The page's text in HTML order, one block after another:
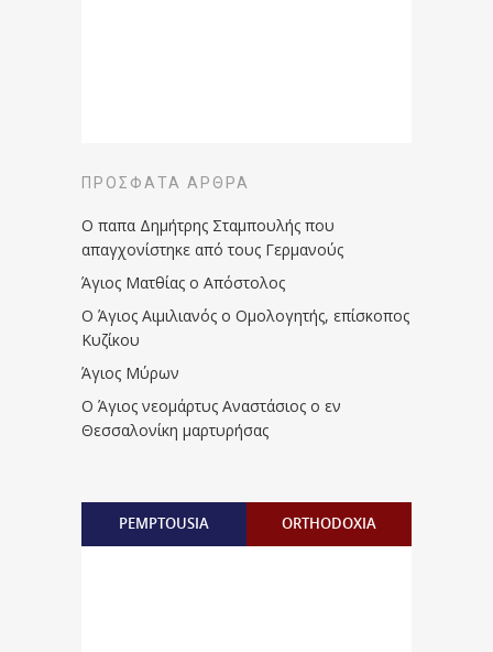
ΠΡΌΣΦΑΤΑ ΆΡΘΡΑ
Ο παπα Δημήτρης Σταμπουλής που
απαγχονίστηκε από τους Γερμανούς
Άγιος Ματθίας ο Απόστολος
Ο Άγιος Αιμιλιανός ο Ομολογητής, επίσκοπος
Κυζίκου
Άγιος Μύρων
Ο Άγιος νεομάρτυς Αναστάσιος ο εν
Θεσσαλονίκη μαρτυρήσας
PEMPTOUSIA ORTHODOXIA